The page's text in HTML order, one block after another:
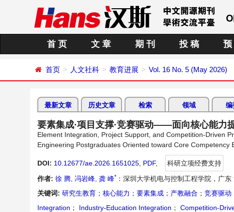
首 页 文 章 期 刊 投 稿 预
首页 人文社科 教育进展 Vol. 16 No. 5 (May 2026)
最新文章 历史文章 检索 领域 编
要素集成·项目支撑·竞赛驱动——面向核心能力
Element Integration, Project Support, and Competition-Driven
Engineering Postgraduates Oriented toward Core Competency
DOI: 10.12677/ae.2026.1651025 PDF,
科研立项经费支持
作者: 徐 腾 冯岩峰 龚 峰* ：深圳大学机电与控制工程学院，广东
关键词: 研究生教育 ； 核心能力 ； 要素集成 ； 产教融合 ； 竞赛驱动
Integration ； Industry-Education Integration ； Competition-